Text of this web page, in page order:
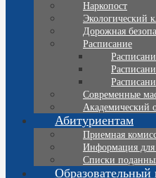
Наркопост
Экологический
Дорожная
Расписание
Современные
Академический
Абитуриентам
Приемная
Информация для
Списки
Образовательный